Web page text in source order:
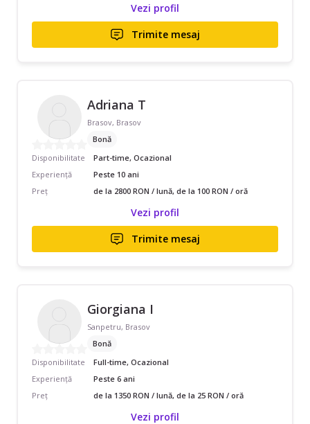
Vezi profil
Trimite mesaj
Adriana T
Brasov, Brasov
Bonă
Disponibilitate
Part-time, Ocazional
Experiență
Peste 10 ani
Preț
de la 2800 RON / lună, de la 100 RON / oră
Vezi profil
Trimite mesaj
Giorgiana I
Sanpetru, Brasov
Bonă
Disponibilitate
Full-time, Ocazional
Experiență
Peste 6 ani
Preț
de la 1350 RON / lună, de la 25 RON / oră
Vezi profil